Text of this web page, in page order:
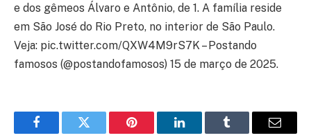
e dos gêmeos Álvaro e Antônio, de 1. A família reside
em São José do Rio Preto, no interior de São Paulo.
Veja: pic.twitter.com/QXW4M9rS7K – Postando
famosos (@postandofamosos) 15 de março de 2025.
FacebookTwitter Pinterest LinkedInTumblr Email